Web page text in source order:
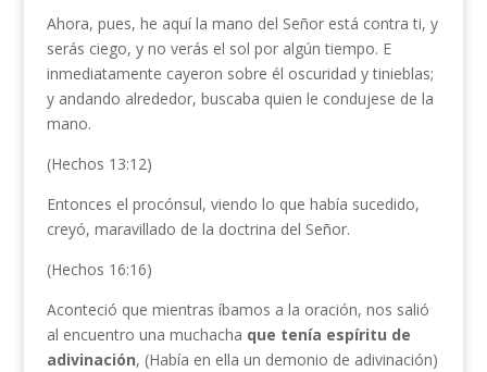
Ahora, pues, he aquí la mano del Señor está contra ti, y
serás ciego, y no verás el sol por algún tiempo. E
inmediatamente cayeron sobre él oscuridad y tinieblas;
y andando alrededor, buscaba quien le condujese de la
mano.
(Hechos 13:12)
Entonces el procónsul, viendo lo que había sucedido,
creyó, maravillado de la doctrina del Señor.
(Hechos 16:16)
Aconteció que mientras íbamos a la oración, nos salió
al encuentro una muchacha que tenía espíritu de
adivinación, (Había en ella un demonio de adivinación)